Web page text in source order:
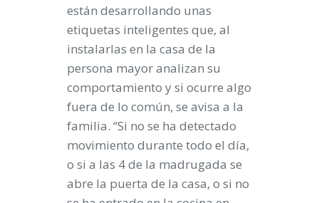
están desarrollando unas
etiquetas inteligentes que, al
instalarlas en la casa de la
persona mayor analizan su
comportamiento y si ocurre algo
fuera de lo común, se avisa a la
familia. “Si no se ha detectado
movimiento durante todo el día,
o si a las 4 de la madrugada se
abre la puerta de la casa, o si no